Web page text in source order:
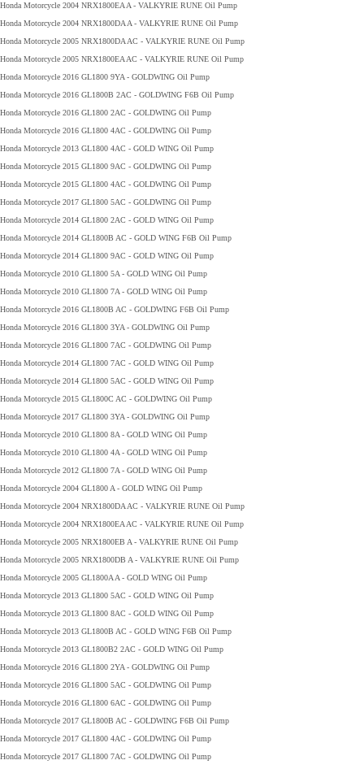
Honda Motorcycle 2004 NRX1800EA A - VALKYRIE RUNE Oil Pump
Honda Motorcycle 2004 NRX1800DA A - VALKYRIE RUNE Oil Pump
Honda Motorcycle 2005 NRX1800DA AC - VALKYRIE RUNE Oil Pump
Honda Motorcycle 2005 NRX1800EA AC - VALKYRIE RUNE Oil Pump
Honda Motorcycle 2016 GL1800 9YA - GOLDWING Oil Pump
Honda Motorcycle 2016 GL1800B 2AC - GOLDWING F6B Oil Pump
Honda Motorcycle 2016 GL1800 2AC - GOLDWING Oil Pump
Honda Motorcycle 2016 GL1800 4AC - GOLDWING Oil Pump
Honda Motorcycle 2013 GL1800 4AC - GOLD WING Oil Pump
Honda Motorcycle 2015 GL1800 9AC - GOLDWING Oil Pump
Honda Motorcycle 2015 GL1800 4AC - GOLDWING Oil Pump
Honda Motorcycle 2017 GL1800 5AC - GOLDWING Oil Pump
Honda Motorcycle 2014 GL1800 2AC - GOLD WING Oil Pump
Honda Motorcycle 2014 GL1800B AC - GOLD WING F6B Oil Pump
Honda Motorcycle 2014 GL1800 9AC - GOLD WING Oil Pump
Honda Motorcycle 2010 GL1800 5A - GOLD WING Oil Pump
Honda Motorcycle 2010 GL1800 7A - GOLD WING Oil Pump
Honda Motorcycle 2016 GL1800B AC - GOLDWING F6B Oil Pump
Honda Motorcycle 2016 GL1800 3YA - GOLDWING Oil Pump
Honda Motorcycle 2016 GL1800 7AC - GOLDWING Oil Pump
Honda Motorcycle 2014 GL1800 7AC - GOLD WING Oil Pump
Honda Motorcycle 2014 GL1800 5AC - GOLD WING Oil Pump
Honda Motorcycle 2015 GL1800C AC - GOLDWING Oil Pump
Honda Motorcycle 2017 GL1800 3YA - GOLDWING Oil Pump
Honda Motorcycle 2010 GL1800 8A - GOLD WING Oil Pump
Honda Motorcycle 2010 GL1800 4A - GOLD WING Oil Pump
Honda Motorcycle 2012 GL1800 7A - GOLD WING Oil Pump
Honda Motorcycle 2004 GL1800 A - GOLD WING Oil Pump
Honda Motorcycle 2004 NRX1800DA AC - VALKYRIE RUNE Oil Pump
Honda Motorcycle 2004 NRX1800EA AC - VALKYRIE RUNE Oil Pump
Honda Motorcycle 2005 NRX1800EB A - VALKYRIE RUNE Oil Pump
Honda Motorcycle 2005 NRX1800DB A - VALKYRIE RUNE Oil Pump
Honda Motorcycle 2005 GL1800A A - GOLD WING Oil Pump
Honda Motorcycle 2013 GL1800 5AC - GOLD WING Oil Pump
Honda Motorcycle 2013 GL1800 8AC - GOLD WING Oil Pump
Honda Motorcycle 2013 GL1800B AC - GOLD WING F6B Oil Pump
Honda Motorcycle 2013 GL1800B2 2AC - GOLD WING Oil Pump
Honda Motorcycle 2016 GL1800 2YA - GOLDWING Oil Pump
Honda Motorcycle 2016 GL1800 5AC - GOLDWING Oil Pump
Honda Motorcycle 2016 GL1800 6AC - GOLDWING Oil Pump
Honda Motorcycle 2017 GL1800B AC - GOLDWING F6B Oil Pump
Honda Motorcycle 2017 GL1800 4AC - GOLDWING Oil Pump
Honda Motorcycle 2017 GL1800 7AC - GOLDWING Oil Pump